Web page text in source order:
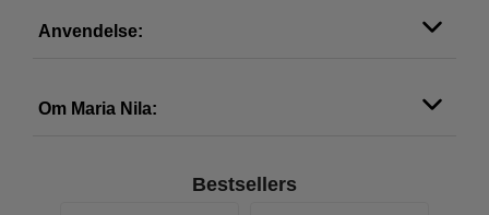
Anvendelse:
Om Maria Nila:
Bestsellers